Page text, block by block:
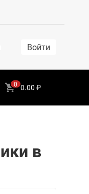
Войти
0 0.00 ₽
в